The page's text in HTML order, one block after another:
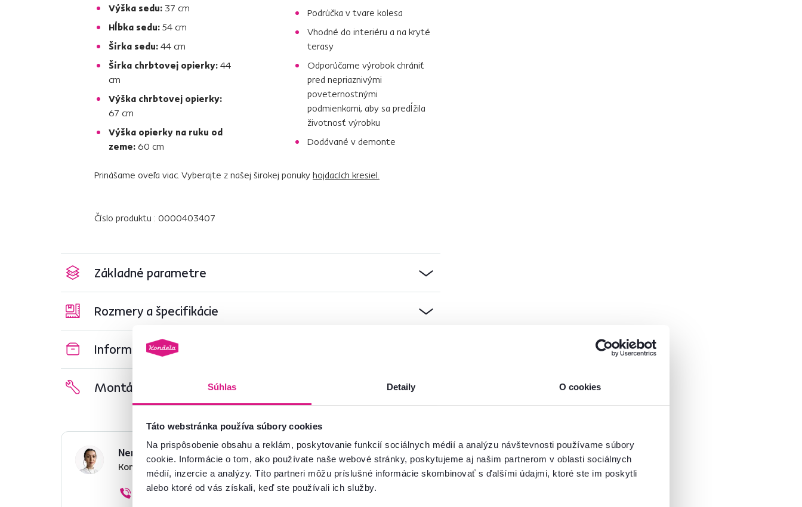
Súhlas Detaily O cookies
Táto webstránka používa súbory cookies
Na prispôsobenie obsahu a reklám, poskytovanie funkcií sociálnych médií a analýzu návštevnosti používame súbory
cookie. Informácie o tom, ako používate naše webové stránky, poskytujeme aj našim partnerom v oblasti sociálnych
médií, inzercie a analýzy. Títo partneri môžu príslušné informácie skombinovať s ďalšími údajmi, ktoré ste im poskytli
alebo ktoré od vás získali, keď ste používali ich služby.
Výška sedu: 37 cm
Hĺbka sedu: 54 cm
Šírka sedu: 44 cm
Šírka chrbtovej opierky: 44
cm
Výška chrbtovej opierky:
67 cm
Výška opierky na ruku od
zeme: 60 cm
Podrúčka v tvare kolesa
Vhodné do interiéru a na kryté
terasy
Odporúčame výrobok chrániť
pred nepriaznivými
poveternostnými
podmienkami, aby sa predĺžila
životnosť výrobku
Dodávané v demonte
Prinášame oveľa viac. Vyberajte z našej širokej ponuky hojdacích kresiel.
Číslo produktu : 0000403407
Základné parametre
Rozmery a špecifikácie
Informácie o balení
Montážny návod
Nenašli ste požadované informácie?
Kontaktujte nás a my vám radi poradíme
02/ 40 100 100 Spustiť chat